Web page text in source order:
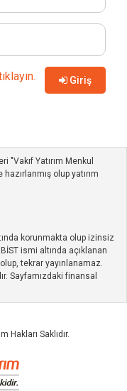
Giriş
"Vakıf Yatırım Menkul
olup yatırım
korunmakta olup izinsiz
ismi altında açıklanan
tekrar yayınlanamaz.
Sayfamızdaki finansal
Hakları Saklıdır.